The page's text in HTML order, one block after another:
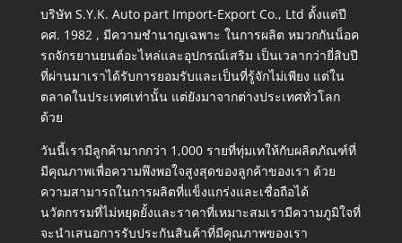
บริษัท S.Y.K. Auto part Import-Export Co., Ltd ตั้งแต่ปี
คศ. 1982 , มีความชำนาญเฉพาะ ในการผลิต หมวกกันน็อค
รถจักรยานยนต์อะไหล่และอุปกรณ์เสริม เป็นเวลากว่ายี่สิบปี
ที่ผ่านมาเราได้รับการยอมรับและเป็นที่รู้จักไม่เพียง แต่ใน
ตลาดในประเทศเท่านั้น แต่ยังมาจากต่างประเทศทั่วโลก
ด้วย
วันนี้เรามีลูกค้ามากกว่า 1,000 รายที่ทุ่มเทให้กับผลิตภัณฑ์ที่
มีคุณภาพเพื่อความพึงพอใจสูงสุดของลูกค้าของเรา ด้วย
ความสามารถในการผลิตที่แข็งแกร่งและเชื่อถือได้
นวัตกรรมที่ไม่หยุดยั้งและราคาที่เหมาะสมเรามีความภูมิใจที่
จะนำเสนอการรับประกันสินค้าที่มีคุณภาพของเรา